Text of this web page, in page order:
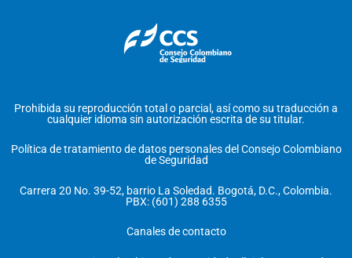
Prohibida su reproducción total o parcial, así como su traducción a
cualquier idioma sin autorización escrita de su titular.
Política de tratamiento de datos personales del Consejo Colombiano
de Seguridad
Carrera 20 No. 39-52, barrio La Soledad. Bogotá, D.C., Colombia.
PBX: (601) 288 6355
Canales de contacto